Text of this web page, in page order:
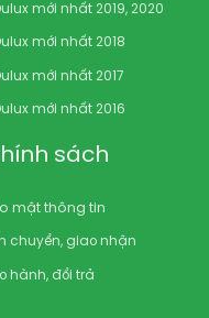
mới nhất 2019, 2020
mới nhất 2018
mới nhất 2017
mới nhất 2016
sách
mật thông tin
chuyển, giao nhận
hành, đổi trả